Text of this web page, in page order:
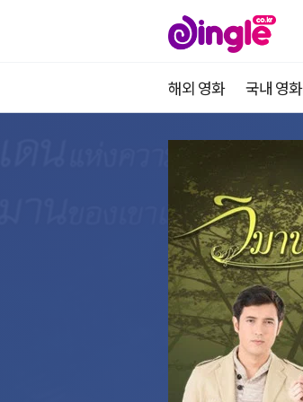
해외 영화 국내 영화